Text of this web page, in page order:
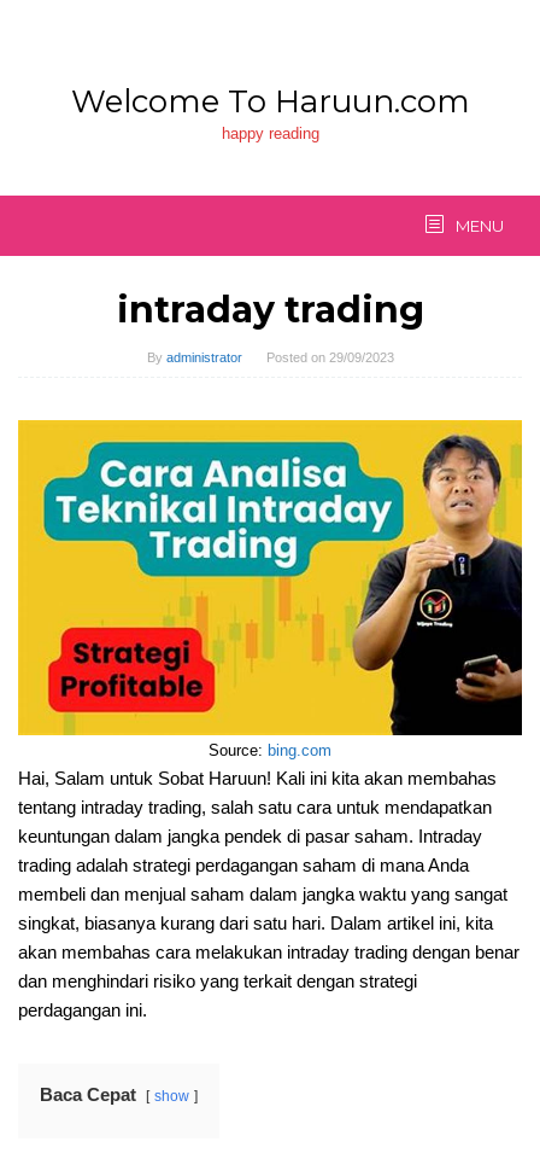
Welcome To Haruun.com
happy reading
MENU
intraday trading
By administrator Posted on 29/09/2023
Source: bing.com
Hai, Salam untuk Sobat Haruun! Kali ini kita akan membahas
tentang intraday trading, salah satu cara untuk mendapatkan
keuntungan dalam jangka pendek di pasar saham. Intraday
trading adalah strategi perdagangan saham di mana Anda
membeli dan menjual saham dalam jangka waktu yang sangat
singkat, biasanya kurang dari satu hari. Dalam artikel ini, kita
akan membahas cara melakukan intraday trading dengan benar
dan menghindari risiko yang terkait dengan strategi
perdagangan ini.
Baca Cepat show